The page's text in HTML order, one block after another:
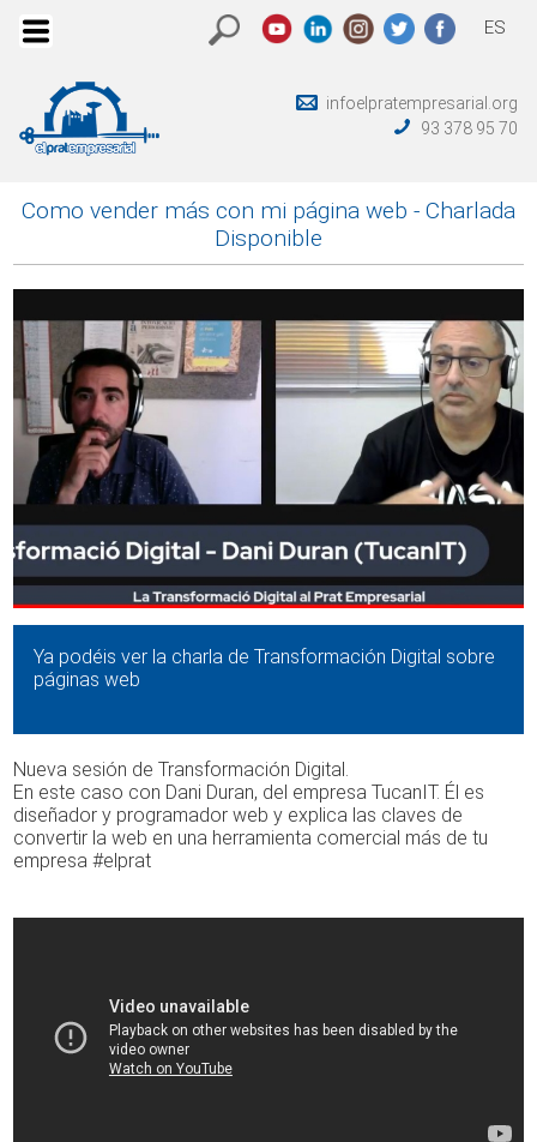
ES
infoelpratempresarial.org
93 378 95 70
Como vender más con mi página web - Charlada
Disponible
Ya podéis ver la charla de Transformación Digital sobre
páginas web
Nueva sesión de Transformación Digital.
En este caso con Dani Duran, del empresa TucanIT. Él es
diseñador y programador web y explica las claves de
convertir la web en una herramienta comercial más de tu
empresa #elprat